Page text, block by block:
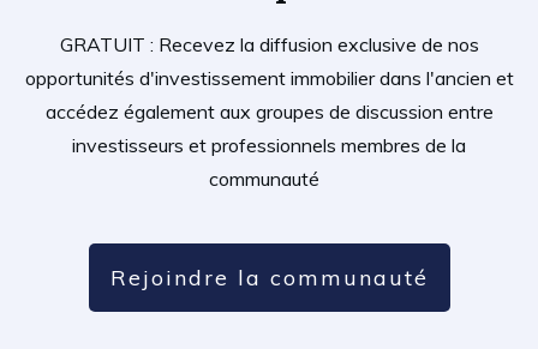
GRATUIT : Recevez la diffusion exclusive de nos
opportunités d'investissement immobilier dans l'ancien et
accédez également aux groupes de discussion entre
investisseurs et professionnels membres de la
communauté
Rejoindre la communauté